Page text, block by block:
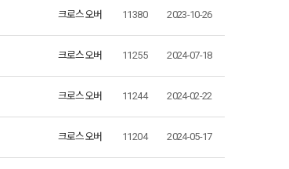
크로스오버 11380 2023-10-26
크로스오버 11255 2024-07-18
크로스오버 11244 2024-02-22
크로스오버 11204 2024-05-17